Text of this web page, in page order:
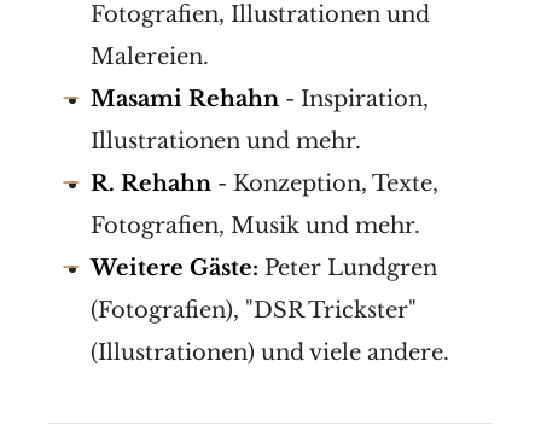
Fotografien, Illustrationen und
Malereien.
Masami Rehahn - Inspiration,
Illustrationen und mehr.
R. Rehahn - Konzeption, Texte,
Fotografien, Musik und mehr.
Weitere Gäste: Peter Lundgren
(Fotografien), "DSR Trickster"
(Illustrationen) und viele andere.